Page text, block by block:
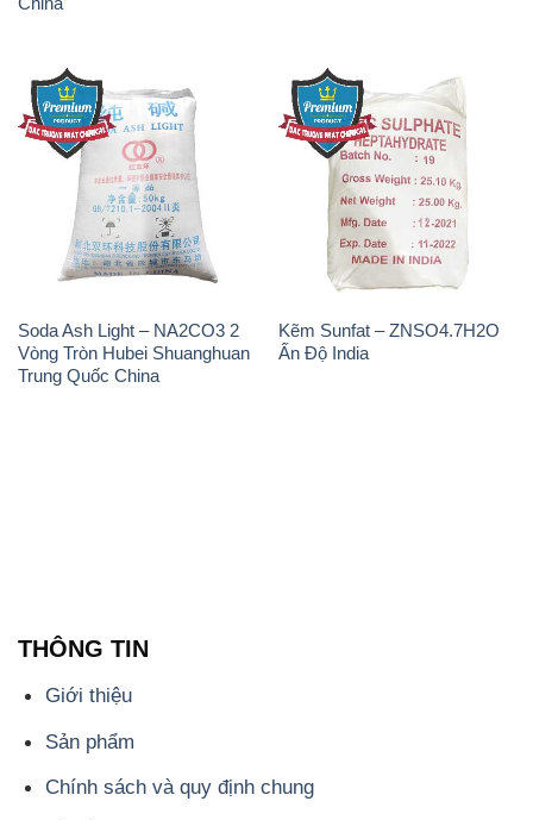
Soda Ash Light – NA2CO3 2
Vòng Tròn Hubei Shuanghuan
Trung Quốc China
Kẽm Sunfat – ZNSO4.7H2O
Ấn Độ India
THÔNG TIN
Giới thiệu
Sản phẩm
Chính sách và quy định chung